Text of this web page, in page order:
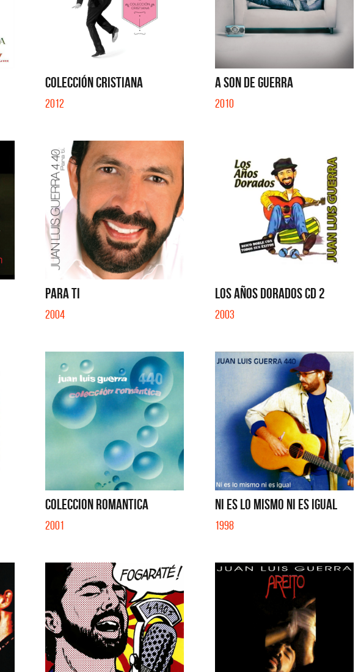
COLECCIÓN CRISTIANA
2012
A SON DE GUERRA
2010
PARA TI
2004
LOS AÑOS DORADOS CD 2
2003
COLECCION ROMANTICA
2001
NI ES LO MISMO NI ES IGUAL
1998